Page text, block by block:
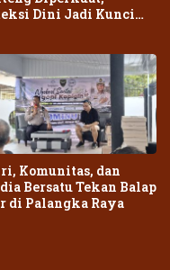
Dini Jadi Kunci
Komunitas, dan
Bersatu Tekan Balap
di Palangka Raya